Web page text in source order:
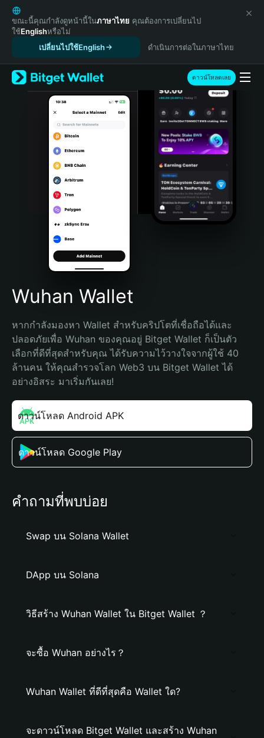
English
日本語
Tiếng Việt
Español (Latinoamérica)
Türkçe
Italiano
Português (Portugal)
Bahasa Indonesia
Português (Brasil)
Español (Argentina)
ขณะนี้คุณกำลังดูหน้านี้ในภาษาไทย คุณต้องการเปลี่ยนไป
ใช้Englishหรือไม่
เปลี่ยนไปใช้English
ดำเนินการต่อในภาษาไทย
ดาวน์โหลดเลย
Wuhan Wallet
หากกำลังมองหา Wallet สำหรับคริปโตที่เชื่อถือได้และ
ปลอดภัยเพื่อ Wuhan ของคุณอยู่ Bitget Wallet ก็เป็นตัว
เลือกที่ดีที่สุดสำหรับคุณ ได้รับความไว้วางใจจากผู้ใช้ 40
ล้านคน ให้คุณสำรวจโลก Web3 บน Bitget Wallet ได้
อย่างอิสระ มาเริ่มกันเลย!
ดาวน์โหลด Android APK
ดาวน์โหลด Google Play
คำถามที่พบบ่อย
Swap บน Solana Wallet
DApp บน Solana
วิธีสร้าง Wuhan Wallet ใน Bitget Wallet ？
จะซื้อ Wuhan อย่างไร？
Wuhan Wallet ที่ดีที่สุดคือ Wallet ใด?
จะดาวน์โหลด Bitget Wallet และสร้าง Wuhan